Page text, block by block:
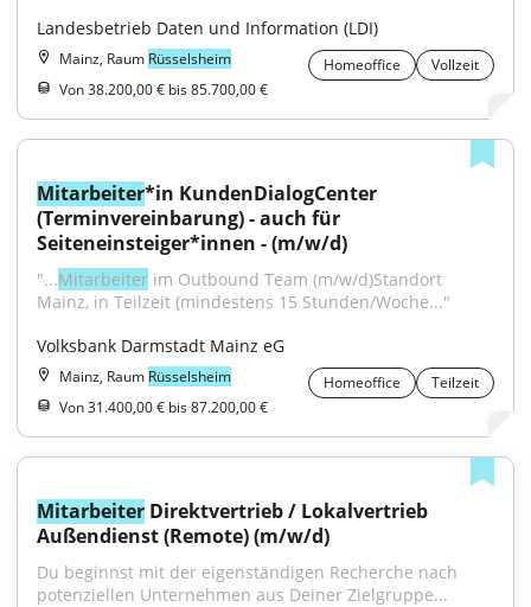
Landesbetrieb Daten und Information (LDI)
Mainz, Raum Rüsselsheim Homeoffice
Vollzeit
Von 38.200,00 € bis 85.700,00 €
Mitarbeiter*in KundenDialogCenter
(Terminvereinbarung) - auch für
Seiteneinsteiger*innen - (m/w/d)
"...Mitarbeiter im Outbound Team (m/w/d)Standort
Mainz, in Teilzeit (mindestens 15 Stunden/Woche..."
Volksbank Darmstadt Mainz eG
Mainz, Raum Rüsselsheim Homeoffice
Teilzeit
Von 31.400,00 € bis 87.200,00 €
Mitarbeiter Direktvertrieb / Lokalvertrieb
Außendienst (Remote) (m/w/d)
Du beginnst mit der eigenständigen Recherche nach
potenziellen Unternehmen aus Deiner Zielgruppe...